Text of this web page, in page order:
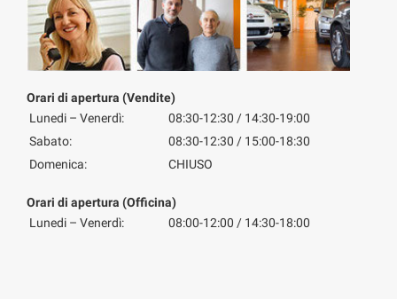
Orari di apertura (Vendite)
Lunedi – Venerdì:
08:30-12:30 / 14:30-19:00
Sabato:
08:30-12:30 / 15:00-18:30
Domenica:
CHIUSO
Orari di apertura (Officina)
Lunedi – Venerdì:
08:00-12:00 / 14:30-18:00